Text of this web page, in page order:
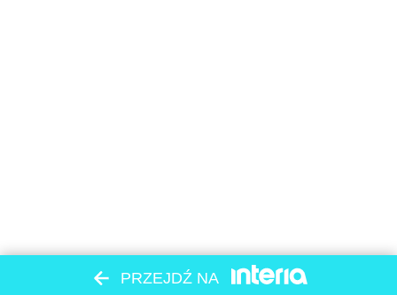
PRZEJDŹ NA